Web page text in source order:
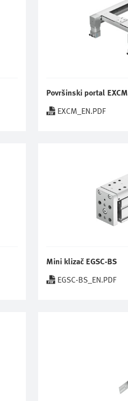
Površinski portal EXCM
EXCM_EN.PDF
Mini klizač EGSC-BS
EGSC-BS_EN.PDF